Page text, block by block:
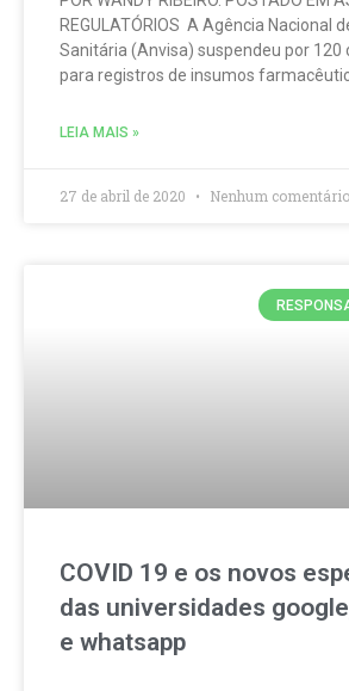
REGULATÓRIOS A Agência Nacional
Sanitária (Anvisa) suspendeu por 120
para registros de insumos
LEIA MAIS »
27 de abril de 2020 Nenhum comentário
COVID 19 e os novos
das universidades
e whatsapp